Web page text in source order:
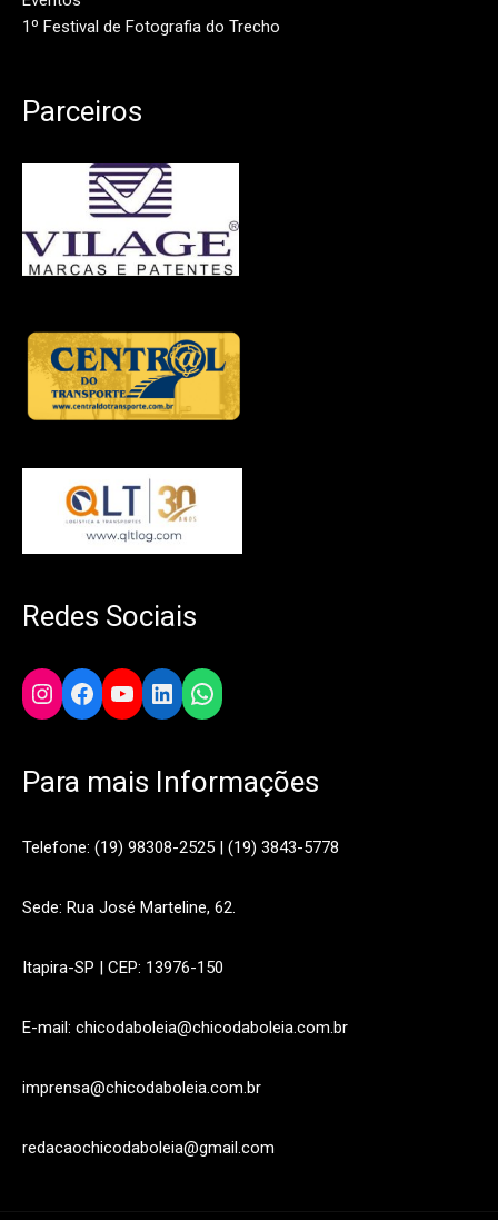
1º Festival de Fotografia do Trecho
Parceiros
Redes Sociais
Instagram
Facebook
YouTube
LinkedIn
WhatsApp
Para mais Informações
Telefone: (19) 98308-2525 | (19) 3843-5778
Sede: Rua José Marteline, 62.
Itapira-SP | CEP: 13976-150
E-mail: chicodaboleia@chicodaboleia.com.br
imprensa@chicodaboleia.com.br
redacaochicodaboleia@gmail.com